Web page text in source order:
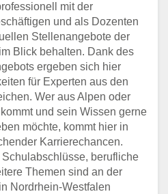
mit der
und als Dozenten
Stellenangebote der
Blick behalten. Dank des
ergeben sich hier
für Experten aus den
Wer aus Alpen oder
und sein Wissen gerne
möchte, kommt hier in
Karrierechancen.
berufliche
Themen sind an der
Nordrhein-Westfalen